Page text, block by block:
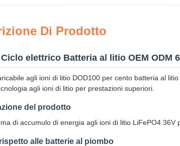
Di Prodotto
Ciclo elettrico Batteria al litio OEM ODM
agli ioni di litio DOD100 per cento batteria al
agli ioni di litio per prestazioni superiori.
del prodotto
di accumulo di energia agli ioni di litio LiFePO4
alle batterie al piombo